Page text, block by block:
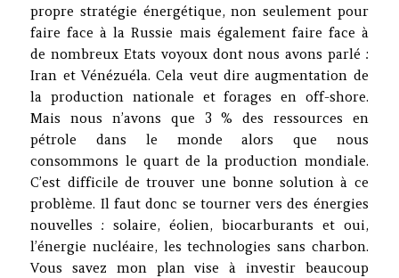
propre stratégie énergétique, non seulement pour
faire face à la Russie mais également faire face à
de nombreux Etats voyoux dont nous avons parlé :
Iran et Vénézuéla. Cela veut dire augmentation de
la production nationale et forages en off-shore.
Mais nous n’avons que 3 % des ressources en
pétrole dans le monde alors que nous
consommons le quart de la production mondiale.
C’est difficile de trouver une bonne solution à ce
problème. Il faut donc se tourner vers des énergies
nouvelles : solaire, éolien, biocarburants et oui,
l’énergie nucléaire, les technologies sans charbon.
Vous savez mon plan vise à investir beaucoup